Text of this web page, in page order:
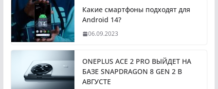
Какие смартфоны подходят для
Android 14?
06.09.2023
ONEPLUS ACE 2 PRO ВЫЙДЕТ НА
БАЗЕ SNAPDRAGON 8 GEN 2 В
АВГУСТЕ